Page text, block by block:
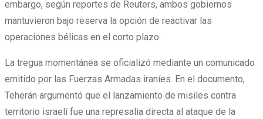
embargo, según reportes de Reuters, ambos gobiernos
mantuvieron bajo reserva la opción de reactivar las
operaciones bélicas en el corto plazo.
La tregua momentánea se oficializó mediante un comunicado
emitido por las Fuerzas Armadas iraníes. En el documento,
Teherán argumentó que el lanzamiento de misiles contra
territorio israelí fue una represalia directa al ataque de la